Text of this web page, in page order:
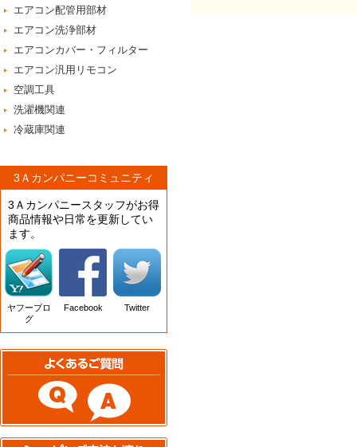
エアコン配管用部材
エアコン洗浄部材
エアコンカバー・フィルター
エアコン汎用リモコン
空調工具
洗濯機関連
冷蔵庫関連
3Ａカンパニーコミュニティ
3Ａカンパニースタッフがお得
商品情報や日常を更新してい
ます。
ヤフーブロ
グ
Facebook Twitter